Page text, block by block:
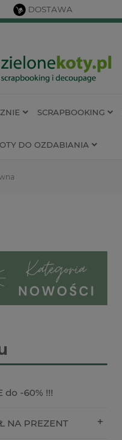
DOSTAWA
SCRAPBOOKING
DO OZDABIANIA
do -60% !!!
NA PREZENT